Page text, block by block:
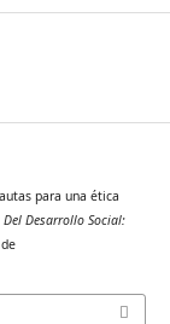
para una ética
Del Desarrollo Social: